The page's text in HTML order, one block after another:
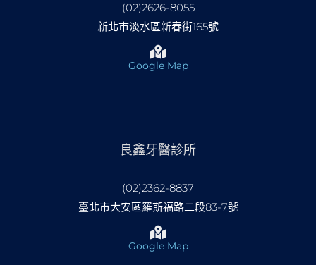
(02)2626-8055
新北市淡水區新春街165號
Google Map
良鑫牙醫診所
(02)2362-8837
臺北市大安區羅斯福路二段83-7號
Google Map